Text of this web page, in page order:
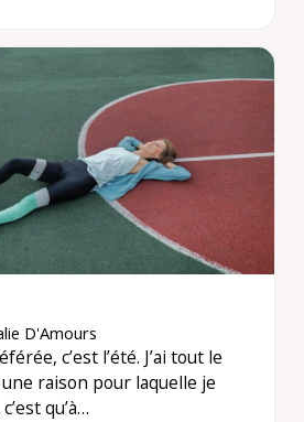
D'Amours
c’est l’été. J’ai tout le
raison pour laquelle je
qu’à…